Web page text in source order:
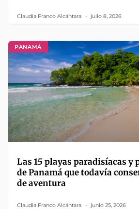
Claudia Franco Alcántara julio 8, 2026
PANAMÁ
Las 15 playas paradisíacas y
de Panamá que todavía
de aventura
Claudia Franco Alcántara junio 25, 2026